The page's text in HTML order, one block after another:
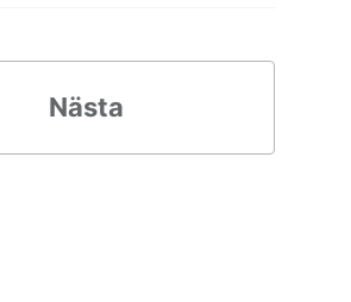
Nästa